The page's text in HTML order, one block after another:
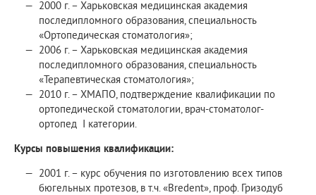
2000 г. – Харьковская медицинская академия
последипломного образования, специальность
«Ортопедическая стоматология»;
2006 г. – Харьковская медицинская академия
последипломного образования, специальность
«Терапевтическая стоматология»;
2010 г. – ХМАПО, подтверждение квалификации по
ортопедической стоматологии, врач-стоматолог-
ортопед I категории.
Курсы повышения квалификации:
2001 г. – курс обучения по изготовлению всех типов
бюгельных протезов, в т.ч. «Bredent», проф. Гризодуб